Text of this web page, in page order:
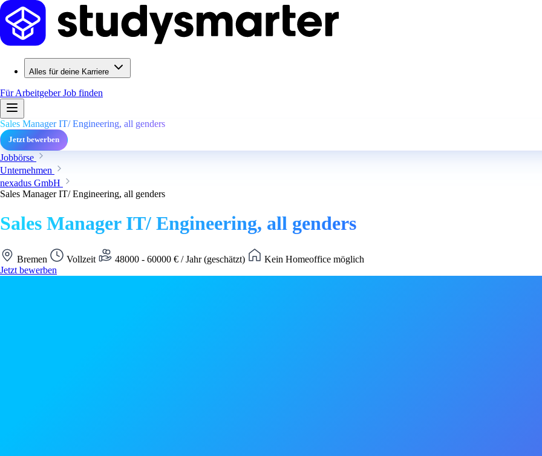
Alles für deine Karriere
Für ArbeitgeberJob finden
Sales Manager IT/ Engineering, all genders
Jetzt bewerben
Jobbörse
Unternehmen
nexadus GmbH
Sales Manager IT/ Engineering, all genders
Sales Manager IT/ Engineering, all genders
Bremen Vollzeit 48000 - 60000 € / Jahr (geschätzt)
Kein Homeoffice möglich
Jetzt bewerben